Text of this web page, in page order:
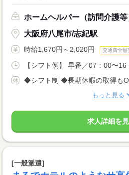
ホームヘルパー（訪問介護等
大阪府八尾市/志紀駅
時給1,670円～2,020円 交通費全額
【シフト例】 早番／07：00〜16
◆シフト制 ◆長期休暇の取得も
もっと見る
求人詳細を
[一般派遣]